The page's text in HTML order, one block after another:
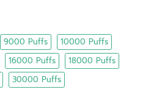
9000 Puffs
10000 Puffs
16000 Puffs
18000 Puffs
30000 Puffs